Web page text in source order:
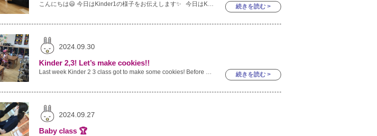
こんにちは😃 今日はKinder1の様子をお伝えします✨ 今日はKinder2、3のみんなと大きな部屋でEnglishをしました😆❗️ 続きを読む >
2024.09.30
Kinder 2,3! Let’s make cookies!!
Last week Kinder 2 3 class got to make some cookies! Before starting they listened to an explanation 続きを読む >
2024.09.27
Baby class 🏆